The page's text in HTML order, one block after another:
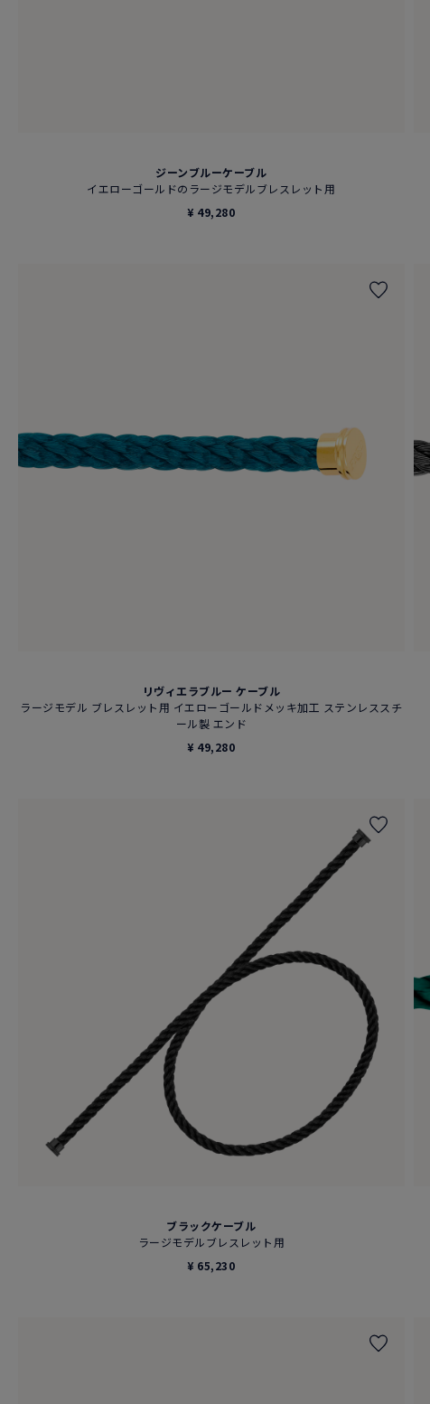
ジーンブルーケーブル
イエローゴールドのラージモデルブレスレット用
¥ 49,280
リヴィエラブルー ケーブル
ラージモデル ブレスレット用 イエローゴールドメッキ加工 ステンレススチ
ール製 エンド
¥ 49,280
ブラックケーブル
ラージモデルブレスレット用
¥ 65,230